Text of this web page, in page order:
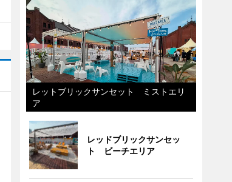
レットブリックサンセット ミストエリ
ア
レッドブリックサンセッ
ト ビーチエリア